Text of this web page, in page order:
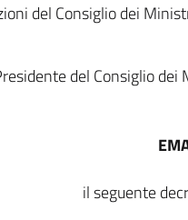
del Consiglio dei
del Consiglio
il seguente